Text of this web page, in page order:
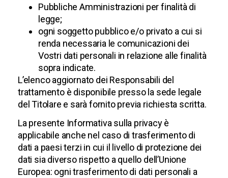
Pubbliche Amministrazioni per finalità di
legge;
ogni soggetto pubblico e/o privato a cui si
renda necessaria le comunicazioni dei
Vostri dati personali in relazione alle finalità
sopra indicate.
L’elenco aggiornato dei Responsabili del
trattamento è disponibile presso la sede legale
del Titolare e sarà fornito previa richiesta scritta.
La presente Informativa sulla privacy è
applicabile anche nel caso di trasferimento di
dati a paesi terzi in cui il livello di protezione dei
dati sia diverso rispetto a quello dell’Unione
Europea: ogni trasferimento di dati personali a